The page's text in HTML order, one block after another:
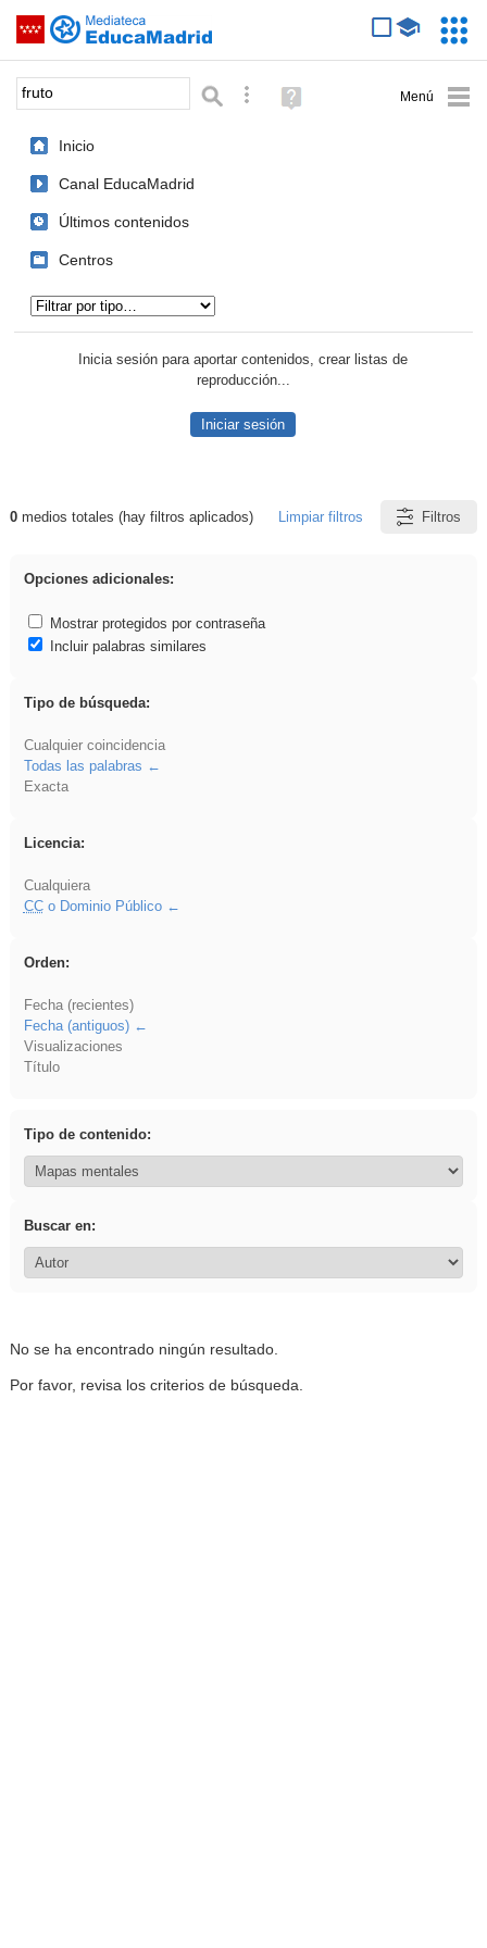
Saltar navegación
Palabra o frase: Búsqueda avanzada
Ayuda
(en
Inicio
Canal EducaMadrid
Últimos contenidos
Centros
Inicia sesión para aportar contenidos, crear listas de
reproducción...
Iniciar sesión
Resultados de: fruto
0medios totales (hay filtros aplicados) Limpiar filtros Filtros
Opciones adicionales:
Mostrar protegidos por contraseña
Incluir palabras similares
Tipo de búsqueda:
Cualquier coincidencia
Todas las palabras
Exacta
Licencia:
Cualquiera
CCo Dominio Público
Orden:
Fecha (recientes)
Fecha (antiguos)
Visualizaciones
Título
Tipo de contenido:
Buscar en:
No se ha encontrado ningún resultado.
Por favor, revisa los criterios de búsqueda.